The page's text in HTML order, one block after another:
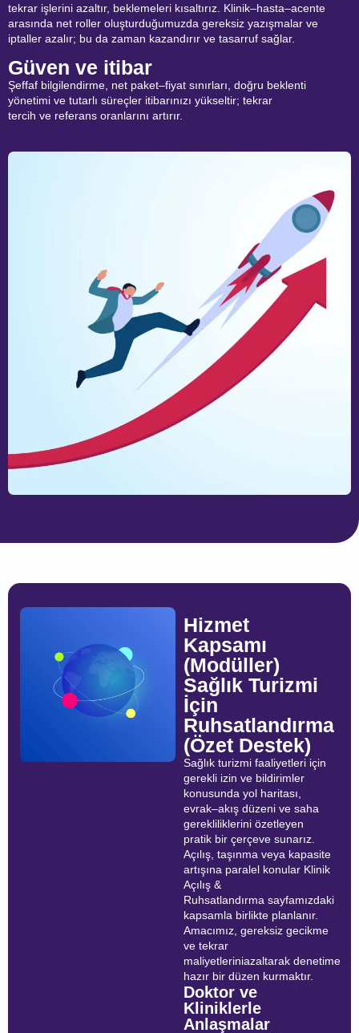
tekrar işlerini azaltır, beklemeleri kısaltırız. Klinik–hasta–acente
arasında net roller oluşturduğumuzda gereksiz yazışmalar ve
iptaller azalır; bu da zaman kazandırır ve tasarruf sağlar.
Güven ve itibar
Şeffaf bilgilendirme, net paket–fiyat sınırları, doğru beklenti
yönetimi ve tutarlı süreçler itibarınızı yükseltir; tekrar
tercih ve referans oranlarını artırır.
Hizmet
Kapsamı
(Modüller)
Sağlık Turizmi
İçin
Ruhsatlandırma
(Özet Destek)
Sağlık turizmi faaliyetleri için
gerekli izin ve bildirimler
konusunda yol haritası,
evrak–akış düzeni ve saha
gerekliliklerini özetleyen
pratik bir çerçeve sunarız.
Açılış, taşınma veya kapasite
artışına paralel konular Klinik
Açılış &
Ruhsatlandırma sayfamızdaki
kapsamla birlikte planlanır.
Amacımız, gereksiz gecikme
ve tekrar
maliyetleriniazaltarak denetime
hazır bir düzen kurmaktır.
Doktor ve
Kliniklerle
Anlaşmalar